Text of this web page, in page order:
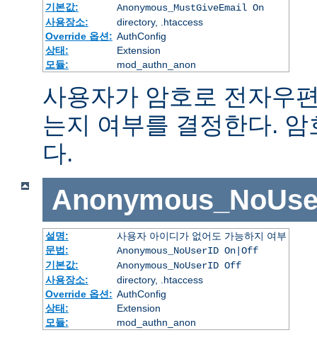
기본값:
Anonymous_MustGiveEmail On
사용장소:
directory, .htaccess
Override 옵션: AuthConfig
상태:
Extension
모듈:
mod_authn_anon
사용자가 암호로 전자우
는지 여부를 결정한다.
다.
설명:
사용자 아이디가 없어도 가능하지 여부
문법:
Anonymous_NoUserID On|Off
기본값:
Anonymous_NoUserID Off
사용장소:
directory, .htaccess
Override 옵션: AuthConfig
상태:
Extension
모듈:
mod_authn_anon